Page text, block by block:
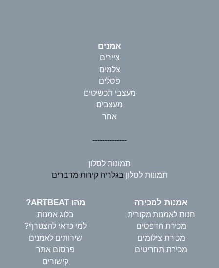
אמנים
ציירים
צלמים
פסלים
מעצבי תכשיטים
מעצבים
אחר
--------------
תמונות לסלון
תמונות לסלון בגלריה קירות מדברים
אמנות למכירה
חנות לאמנות מקורית
מכירת הדפסים
מכירת צילומים
מכירת תחריטים
מהו ARTBEAT?
בלוג אמנות
למי כדאי להצטרף?
שירותים לאמנים
פרסום אתר
קישורים